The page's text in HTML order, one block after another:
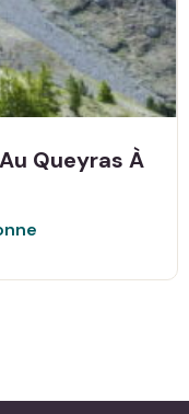
Queyras À